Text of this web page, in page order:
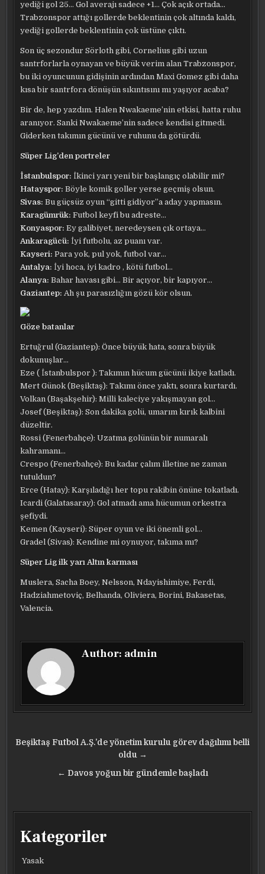
yediği gol 25… Gol averajı sadece +1… Çok açık ortada…
Trabzonspor attığı gollerde beklentinin çok altında kaldı,
yediği gollerde beklentinin çok üstüne çıktı.
Son üç sezondur Sörloth gibi, Cornelius gibi uzun
santrforlarla oynayan ve büyük verim alan Trabzonspor,
bu iki oyuncunun gidişinin ardından Maxi Gomez gibi daha
kısa bir santrfora dönüşün sıkıntısını mı yaşıyor acaba?
Bir de, hep yazdım. Halen Nwakaeme’nin etkisi, hatta ruhu
aranıyor. Sanki Nwakaeme’nin sadece kendisi gitmedi.
Giderken takımın gücünü ve ruhunu da götürdü.
Süper Lig’den portreler
İstanbulspor: İkinci yarı yeni bir başlangıç olabilir mi?
Hatayspor: Böyle komik goller yerse geçmiş olsun.
Sivas: Bu güçsüz oyun “gitti gidiyor”a aday yapmasın.
Karagümrük: Futbol keyfi bu adreste…
Konyaspor: Ey galibiyet, neredeysen çık ortaya…
Ankaragücü: İyi futbolu, az puanı var.
Kayseri: Para yok, pul yok, futbol var…
Antalya: İyi hoca, iyi kadro , kötü futbol…
Alanya: Bahar havası gibi… Bir açıyor, bir kapıyor…
Gaziantep: Ah şu parasızlığın gözü kör olsun.
Göze batanlar
Ertuğrul (Gaziantep): Önce büyük hata, sonra büyük
dokunuşlar…
Eze ( İstanbulspor ): Takımın hücum gücünü ikiye katladı.
Mert Günok (Beşiktaş): Takımı önce yaktı, sonra kurtardı.
Volkan (Başakşehir): Milli kaleciye yakışmayan gol…
Josef (Beşiktaş): Son dakika golü, umarım kırık kalbini
düzeltir.
Rossi (Fenerbahçe): Uzatma golünün bir numaralı
kahramanı…
Crespo (Fenerbahçe): Bu kadar çalım illetine ne zaman
tutuldun?
Erce (Hatay): Karşıladığı her topu rakibin önüne tokatladı.
Icardi (Galatasaray): Gol atmadı ama hücumun orkestra
şefiydi.
Kemen (Kayseri): Süper oyun ve iki önemli gol…
Gradel (Sivas): Kendine mi oynuyor, takıma mı?
Süper Lig ilk yarı Altın karması
Muslera, Sacha Boey, Nelsson, Ndayishimiye, Ferdi,
Hadziahmetoviç, Belhanda, Oliviera, Borini, Bakasetas,
Valencia.
Author: admin
Yazı
Beşiktaş Futbol A.Ş.’de yönetim kurulu görev dağılımı belli
oldu →
← Davos yoğun bir gündemle başladı
Kategoriler
Yasak